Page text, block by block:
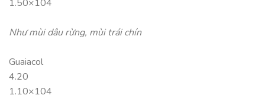
1.50×104
Như mùi dâu rừng, mùi trái chín
Guaiacol
4.20
1.10×104